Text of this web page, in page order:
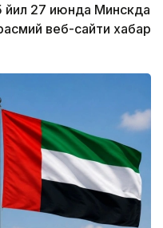
27 июнда Минскда
веб-сайти хабар